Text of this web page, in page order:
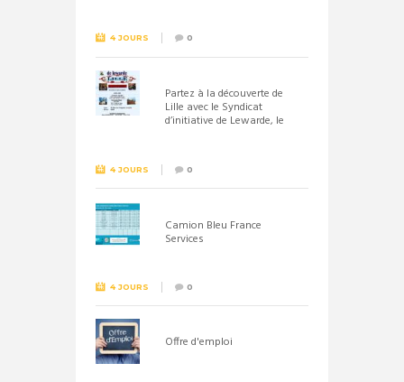
4 JOURS 0
Partez à la découverte de
Lille avec le Syndicat
d’initiative de Lewarde, le
4 JOURS 0
Camion Bleu France
Services
4 JOURS 0
Offre d'emploi